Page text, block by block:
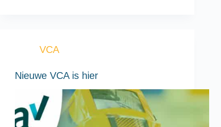
VCA
Nieuwe VCA is hier